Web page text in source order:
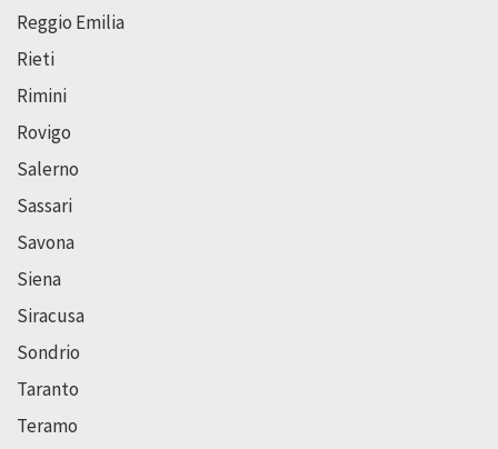
Reggio Emilia
Rieti
Rimini
Rovigo
Salerno
Sassari
Savona
Siena
Siracusa
Sondrio
Taranto
Teramo